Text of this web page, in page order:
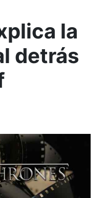
la
detrás